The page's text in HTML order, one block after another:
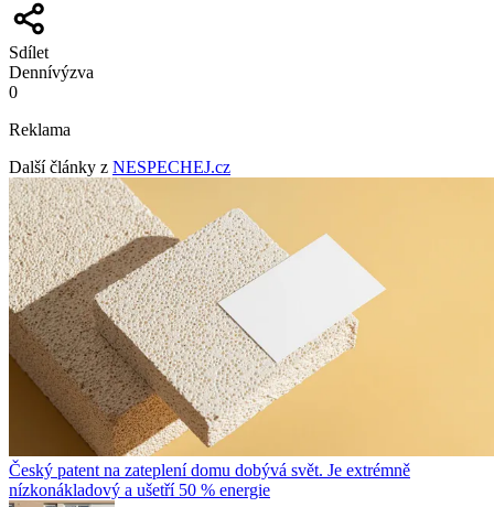
Sdílet
Dennívýzva
0
Reklama
Další články z NESPECHEJ.cz
Český patent na zateplení domu dobývá svět. Je extrémně
nízkonákladový a ušetří 50 % energie